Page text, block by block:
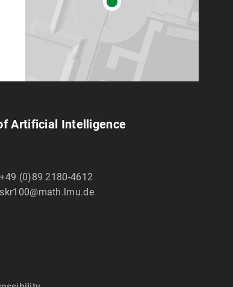
Artificial Intelligence
+49 (0)89 2180-4612
skr100@math.lmu.de